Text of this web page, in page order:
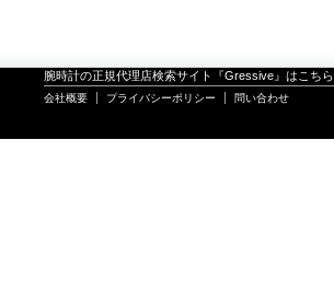
腕時計の正規代理店検索サイト『Gressive』はこちら
会社概要 プライバシーポリシー 問い合わせ